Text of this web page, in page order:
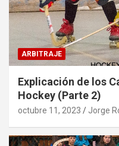
ARBITRAJE
Explicación de los
Hockey (Parte 2)
octubre 11, 2023 Jorge